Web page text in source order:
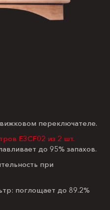
переключателе.
E3CF02 из 2 шт.
до 95% запахов.
при
поглощает до 89.2%